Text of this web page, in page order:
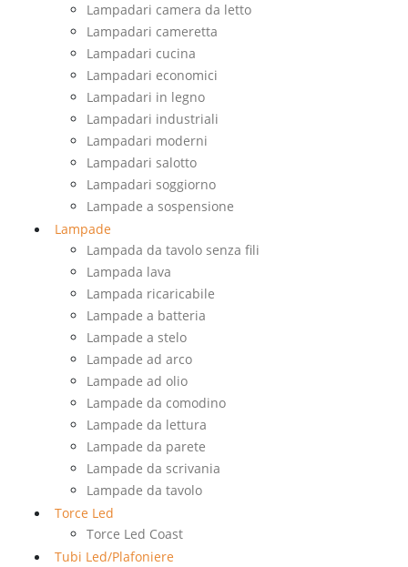
Lampadari camera da letto
Lampadari cameretta
Lampadari cucina
Lampadari economici
Lampadari in legno
Lampadari industriali
Lampadari moderni
Lampadari salotto
Lampadari soggiorno
Lampade a sospensione
Lampade
Lampada da tavolo senza fili
Lampada lava
Lampada ricaricabile
Lampade a batteria
Lampade a stelo
Lampade ad arco
Lampade ad olio
Lampade da comodino
Lampade da lettura
Lampade da parete
Lampade da scrivania
Lampade da tavolo
Torce Led
Torce Led Coast
Tubi Led/Plafoniere